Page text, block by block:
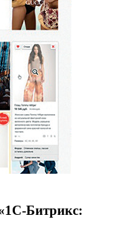
Битрикс: